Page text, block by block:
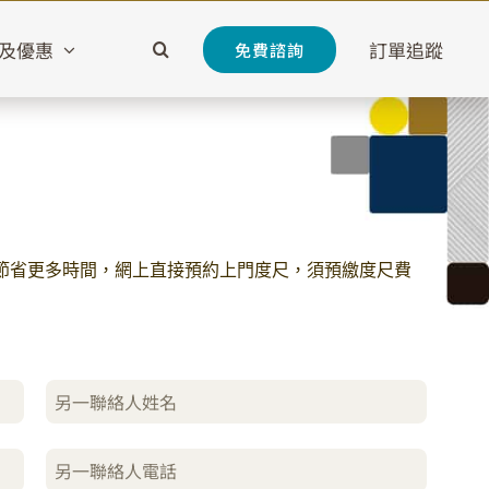
優惠 免費諮詢 訂單追蹤
更多時間，網上直接預約上門度尺，須預繳度尺費
另一聯絡人姓名
另一聯絡人電話